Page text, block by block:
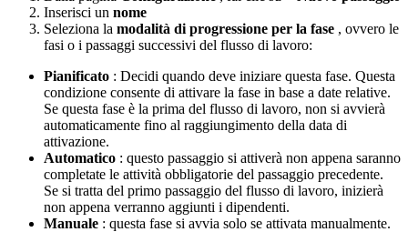
Inserisci un nome
Seleziona la modalità di progressione per la fase , ovvero le
fasi o i passaggi successivi del flusso di lavoro:
Pianificato : Decidi quando deve iniziare questa fase. Questa
condizione consente di attivare la fase in base a date relative.
Se questa fase è la prima del flusso di lavoro, non si avvierà
automaticamente fino al raggiungimento della data di
attivazione.
Automatico : questo passaggio si attiverà non appena saranno
completate le attività obbligatorie del passaggio precedente.
Se si tratta del primo passaggio del flusso di lavoro, inizierà
non appena verranno aggiunti i dipendenti.
Manuale : questa fase si avvia solo se attivata manualmente.